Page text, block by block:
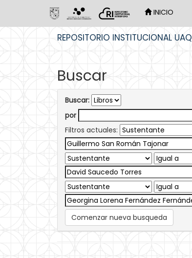
INICIO
REPOSITORIO INSTITUCIONAL UAQ
Buscar
Buscar:
por
Filtros actuales:
Comenzar nueva busqueda